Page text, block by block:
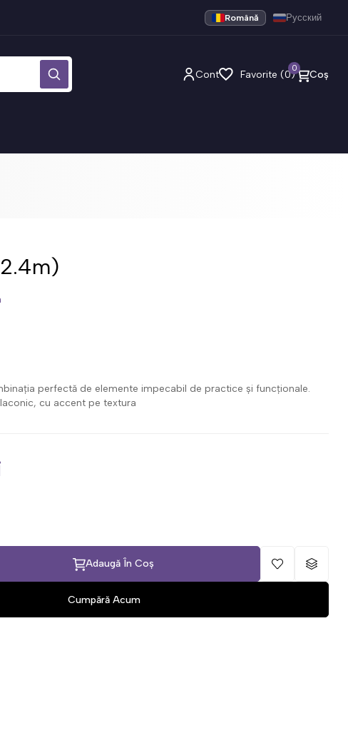
Română Русский
Cont Favorite (0) Coș
0
perfectă de elemente impecabil de practice și funcționale.
cu accent pe textura
Adaugă În Coș